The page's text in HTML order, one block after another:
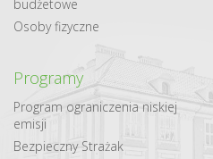
budżetowe
Osoby fizyczne
Programy
Program ograniczenia niskiej
emisji
Bezpieczny Strażak